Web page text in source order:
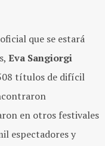
que se estará
Eva Sangiorgi
títulos de difícil
en otros festivales
espectadores y